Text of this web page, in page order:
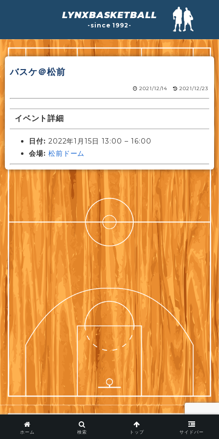
LYNXBASKETBALL
-since 1992-
バスケ＠松前
2021/12/23
2021/12/14
イベント詳細
日付: 2022年1月15日 13:00 – 16:00
会場: 松前ドーム
ホーム 検索 トップ サイドバー